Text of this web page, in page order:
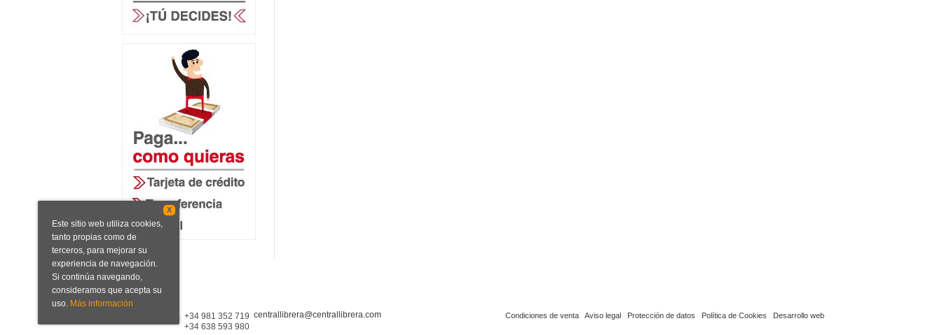
Condiciones de venta Aviso legal Protección de datos Política de Cookies Desarrollo web
+34 981 352 719
+34 638 593 980
centrallibrera@centrallibrera.com
X
Este sitio web utiliza cookies,
tanto propias como de
terceros, para mejorar su
experiencia de navegación.
Si continúa navegando,
consideramos que acepta su
uso. Más información